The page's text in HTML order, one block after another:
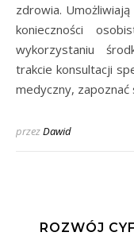
zdrowia.
konieczności
wykorzystaniu
trakcie konsultacji
medyczny, zapoznać
przezDawid
ROZWÓJ